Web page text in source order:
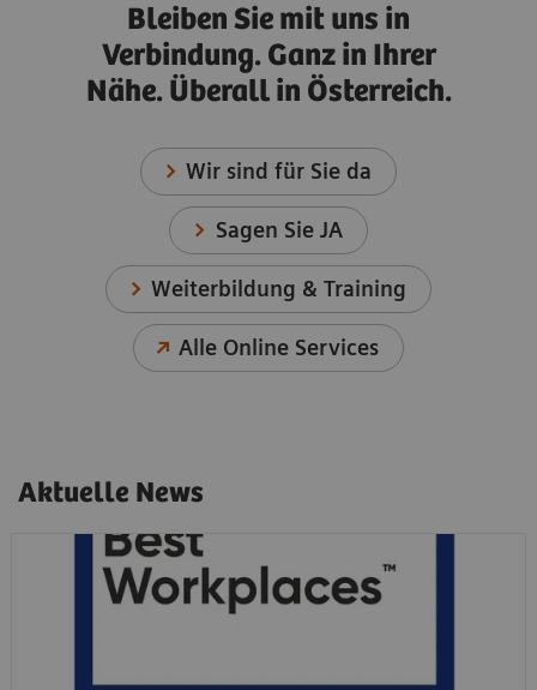
Bleiben Sie mit uns in
Verbindung. Ganz in Ihrer
Nähe. Überall in Österreich.
Wir sind für Sie da
Sagen Sie JA
Weiterbildung & Training
Alle Online Services
Aktuelle News